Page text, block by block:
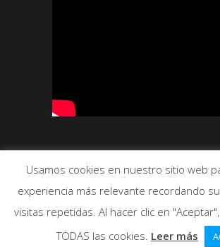
Usamos cookies en nuestro sitio web
experiencia más relevante recordando
visitas repetidas. Al hacer clic en
TODAS las cookies. Leer más